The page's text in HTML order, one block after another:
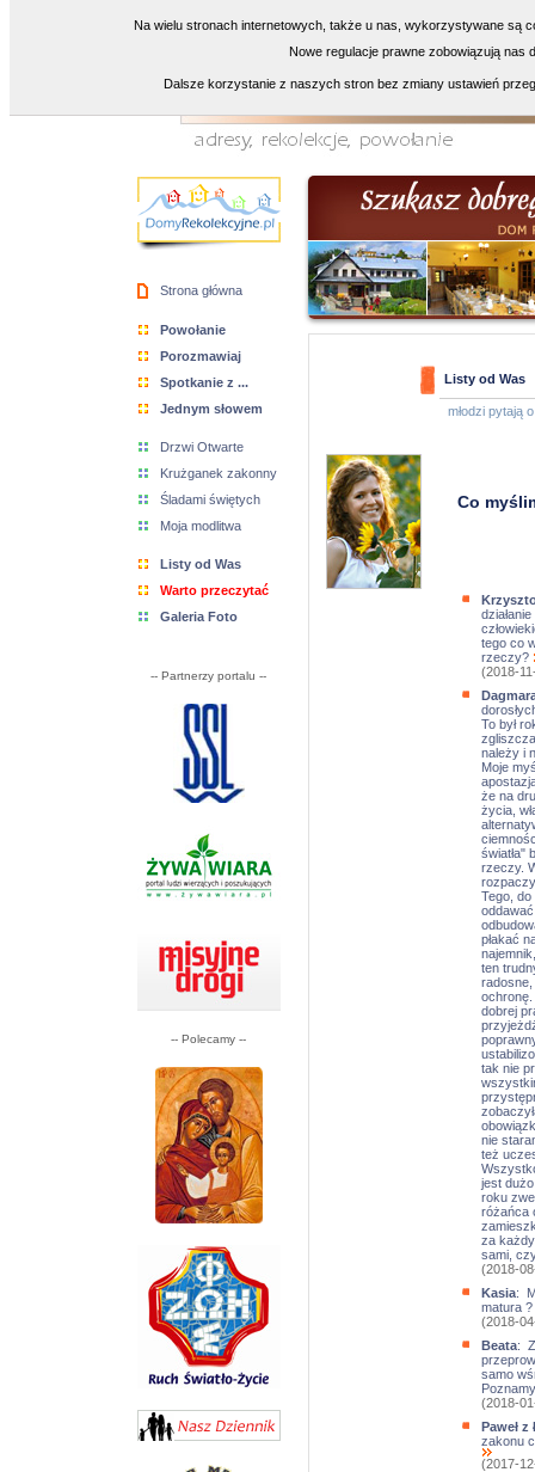
Strona główna
Powołanie
Porozmawiaj
Spotkanie z ...
Jednym słowem
Drzwi Otwarte
Krużganek zakonny
Śladami świętych
Moja modlitwa
Listy od Was
Warto przeczytać
Galeria Foto
-- Partnerzy portalu --
-- Polecamy --
Listy od Was
młodzi pytają
Co
tego co
rzeczy?
(2018-
To był
należy i
Moje
że na
życia,
światła"
rzeczy.
Tego, do
płakać
ten
radosne,
dobrej
tak nie
nie
też
jest
roku
różańca
za
sami,
(2018-
Kasia:
matura ?
(2018-
Beata:
samo
(2018-
Paweł z
zakonu
(2017-
Na wielu stronach internetowych, także u nas, wykorzystywane są
Nowe regulacje prawne zobowiązują nas
Dalsze korzystanie z naszych stron bez zmiany ustawień